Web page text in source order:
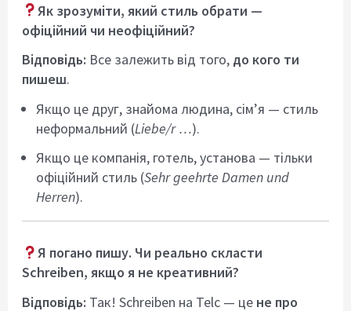
Як зрозуміти, який стиль обрати —
офіційний чи неофіційний?
Відповідь: Все залежить від того, до кого ти
пишеш.
Якщо це друг, знайома людина, сім’я — стиль
неформальний (Liebe/r …).
Якщо це компанія, готель, установа — тільки
офіційний стиль (Sehr geehrte Damen und
Herren).
Я погано пишу. Чи реально скласти
Schreiben, якщо я не креативний?
Відповідь: Так! Schreiben на Telc — це не про